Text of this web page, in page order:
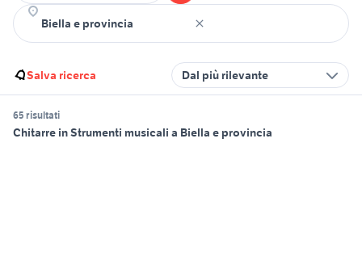
Salva ricerca Dal più rilevante
65 risultati
Chitarre in Strumenti musicali a Biella e provincia